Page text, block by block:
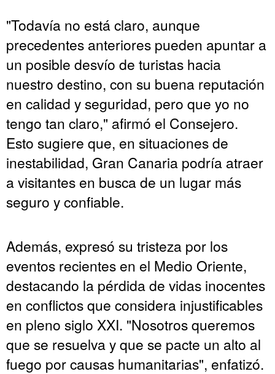
"Todavía no está claro, aunque
precedentes anteriores pueden apuntar a
un posible desvío de turistas hacia
nuestro destino, con su buena reputación
en calidad y seguridad, pero que yo no
tengo tan claro," afirmó el Consejero.
Esto sugiere que, en situaciones de
inestabilidad, Gran Canaria podría atraer
a visitantes en busca de un lugar más
seguro y confiable.
Además, expresó su tristeza por los
eventos recientes en el Medio Oriente,
destacando la pérdida de vidas inocentes
en conflictos que considera injustificables
en pleno siglo XXI. "Nosotros queremos
que se resuelva y que se pacte un alto al
fuego por causas humanitarias", enfatizó.